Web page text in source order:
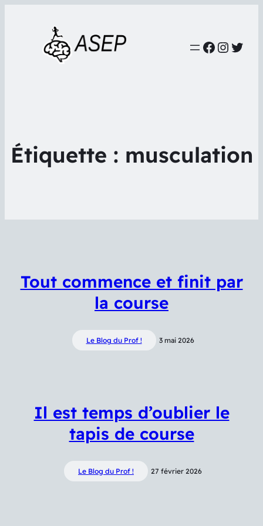
Étiquette : musculation
Tout commence et finit par
la course
Le Blog du Prof ! 3 mai 2026
Il est temps d’oublier le
tapis de course
Le Blog du Prof ! 27 février 2026